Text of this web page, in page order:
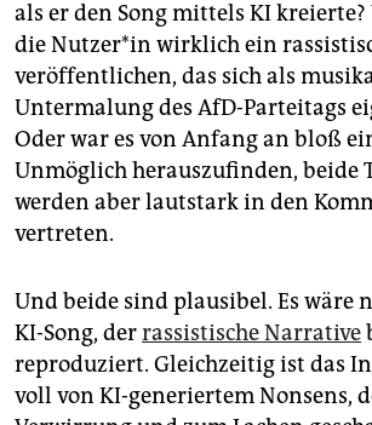
als er den Song mittels KI
die Nut­ze­r*in wirklich ein
veröffentlichen, das sich als
Untermalung des AfD-Parteitags
Oder war es von Anfang an bloß
Unmöglich herauszufinden, beide
werden aber lautstark in den
vertreten.
Und beide sind plausibel. Es wäre
KI-Song, derrassistische Narrative
reproduziert. Gleichzeitig ist das
voll von KI-generiertem Nonsens,